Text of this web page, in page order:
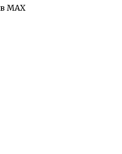
MAX